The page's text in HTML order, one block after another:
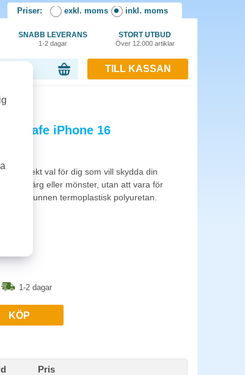
Priser: exkl. moms inkl. moms
SNABB LEVERANS
1-2 dagar
STORT UTBUD
Över 12.000 artiklar
TILL KASSAN
klar
iPhone 16
perfekt val för dig som vill skydda din
av färg eller mönster, utan att vara för
återvunnen termoplastisk polyuretan.
1-2 dagar
KÖP
Pris